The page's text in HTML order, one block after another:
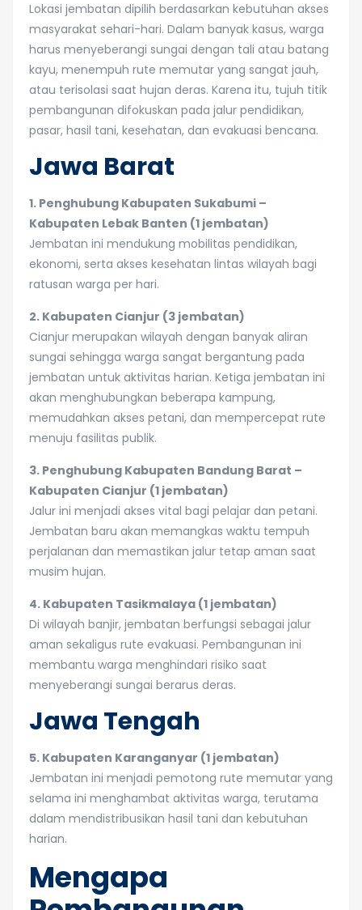
Lokasi jembatan dipilih berdasarkan kebutuhan akses
masyarakat sehari-hari. Dalam banyak kasus, warga
harus menyeberangi sungai dengan tali atau batang
kayu, menempuh rute memutar yang sangat jauh,
atau terisolasi saat hujan deras. Karena itu, tujuh titik
pembangunan difokuskan pada jalur pendidikan,
pasar, hasil tani, kesehatan, dan evakuasi bencana.
Jawa Barat
1. Penghubung Kabupaten Sukabumi –
Kabupaten Lebak Banten (1 jembatan)
Jembatan ini mendukung mobilitas pendidikan,
ekonomi, serta akses kesehatan lintas wilayah bagi
ratusan warga per hari.
2. Kabupaten Cianjur (3 jembatan)
Cianjur merupakan wilayah dengan banyak aliran
sungai sehingga warga sangat bergantung pada
jembatan untuk aktivitas harian. Ketiga jembatan ini
akan menghubungkan beberapa kampung,
memudahkan akses petani, dan mempercepat rute
menuju fasilitas publik.
3. Penghubung Kabupaten Bandung Barat –
Kabupaten Cianjur (1 jembatan)
Jalur ini menjadi akses vital bagi pelajar dan petani.
Jembatan baru akan memangkas waktu tempuh
perjalanan dan memastikan jalur tetap aman saat
musim hujan.
4. Kabupaten Tasikmalaya (1 jembatan)
Di wilayah banjir, jembatan berfungsi sebagai jalur
aman sekaligus rute evakuasi. Pembangunan ini
membantu warga menghindari risiko saat
menyeberangi sungai berarus deras.
Jawa Tengah
5. Kabupaten Karanganyar (1 jembatan)
Jembatan ini menjadi pemotong rute memutar yang
selama ini menghambat aktivitas warga, terutama
dalam mendistribusikan hasil tani dan kebutuhan
harian.
Mengapa